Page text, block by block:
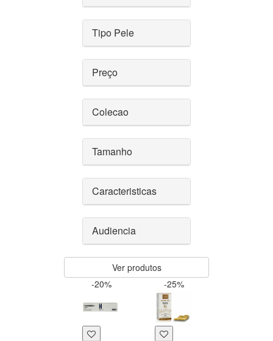
Tipo Pele
Preço
Colecao
Tamanho
Caracteristicas
Audiencia
Ver produtos
-20%
-25%